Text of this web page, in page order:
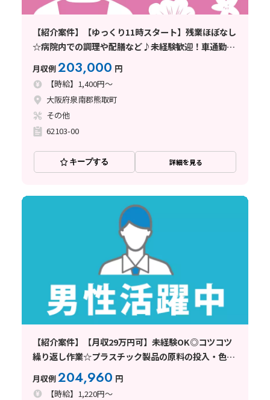
【紹介案件】【ゆっくり11時スタート】残業ほぼなし
☆病院内での調理や配膳など♪未経験歓迎！車通勤
月収例203,000 円
【時給】1,400円～
大阪府泉南郡熊取町
その他
62103-00
キープする 詳細を見る
【紹介案件】【月収29万円可】未経験OK◎コツコツ
繰り返し作業☆プラスチック製品の原料の投入・色付
月収例204,960 円
【時給】1,220円～